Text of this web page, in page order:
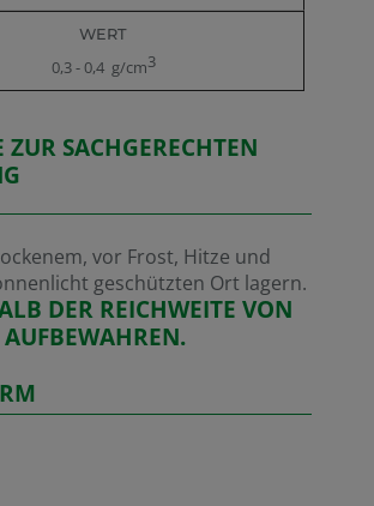
0,3 - 0,4 g/cm3
ZUR SACHGERECHTEN
vor Frost, Hitze und
geschützten Ort lagern.
DER REICHWEITE VON